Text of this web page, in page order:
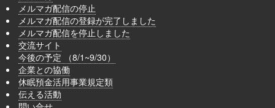
メルマガ配信の停止
メルマガ配信の登録が完了しました
メルマガ配信を停止しました
交流サイト
今後の予定 （8/1~9/30）
企業との協働
休眠預金活用事業規定類
伝える活動